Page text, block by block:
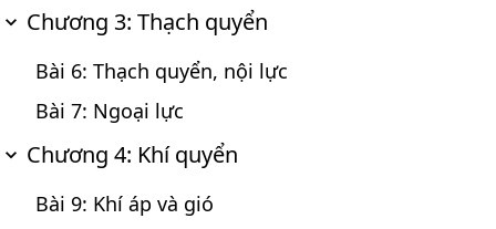
Chương 3: Thạch quyển
Bài 6: Thạch quyển, nội lực
Bài 7: Ngoại lực
Chương 4: Khí quyển
Bài 9: Khí áp và gió